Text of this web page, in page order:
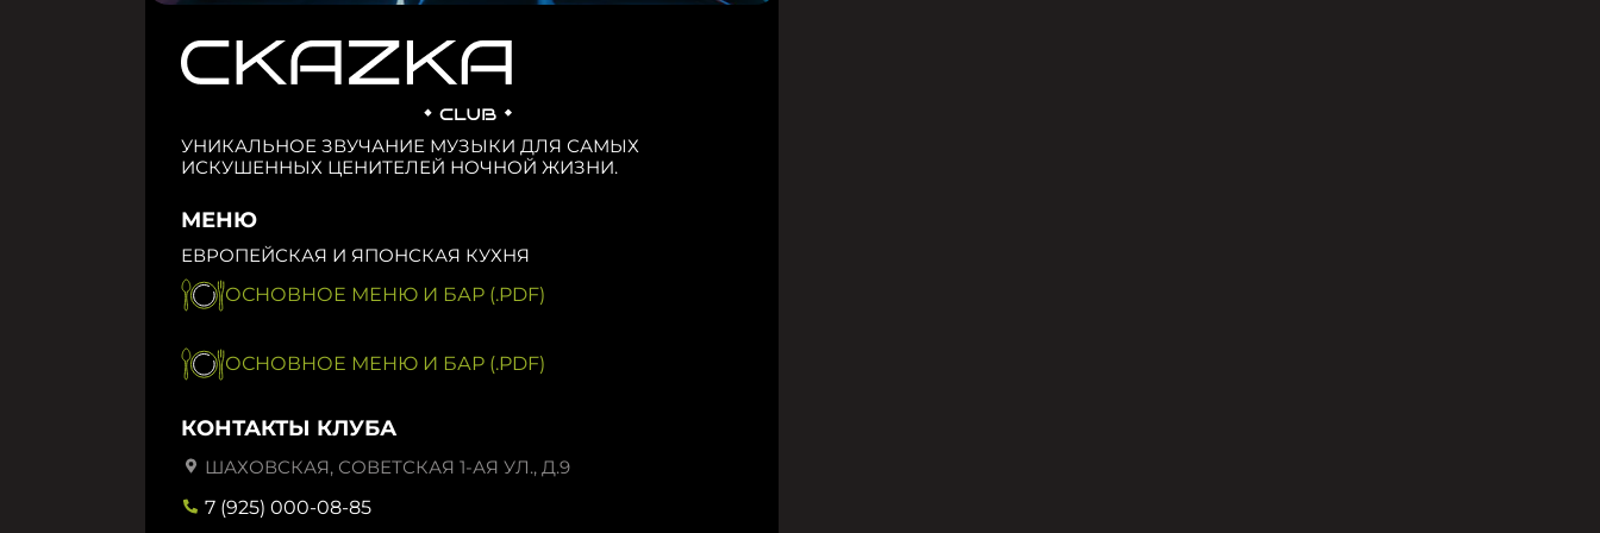
УНИКАЛЬНОЕ ЗВУЧАНИЕ МУЗЫКИ ДЛЯ САМЫХ
ИСКУШЕННЫХ ЦЕНИТЕЛЕЙ НОЧНОЙ ЖИЗНИ.
МЕНЮ
ЕВРОПЕЙСКАЯ И ЯПОНСКАЯ КУХНЯ
ОСНОВНОЕ МЕНЮ И БАР (.PDF)
ОСНОВНОЕ МЕНЮ И БАР (.PDF)
КОНТАКТЫ КЛУБА
ШАХОВСКАЯ, СОВЕТСКАЯ 1-АЯ УЛ., Д.9
7 (925) 000-08-85